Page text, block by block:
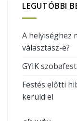
LEGUTÓBBI
A helyiséghez
választasz-e?
GYIK
Festés előtti
kerüld el